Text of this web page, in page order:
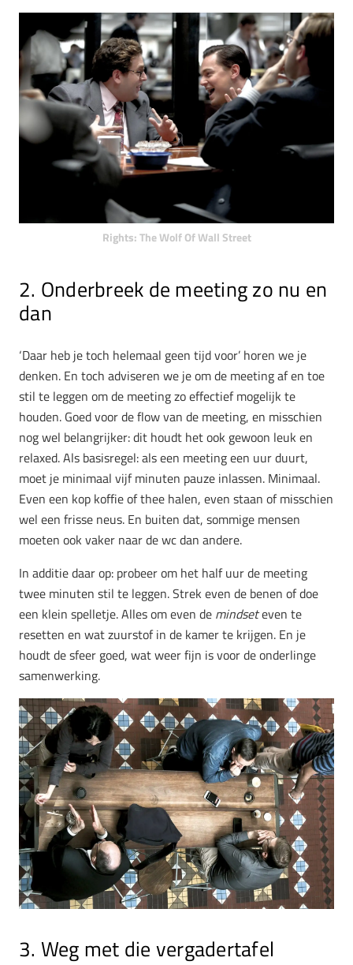
Rights: The Wolf Of Wall Street
2. Onderbreek de meeting zo nu en
dan
‘Daar heb je toch helemaal geen tijd voor’ horen we je
denken. En toch adviseren we je om de meeting af en toe
stil te leggen om de meeting zo effectief mogelijk te
houden. Goed voor de flow van de meeting, en misschien
nog wel belangrijker: dit houdt het ook gewoon leuk en
relaxed. Als basisregel: als een meeting een uur duurt,
moet je minimaal vijf minuten pauze inlassen. Minimaal.
Even een kop koffie of thee halen, even staan of misschien
wel een frisse neus. En buiten dat, sommige mensen
moeten ook vaker naar de wc dan andere.
In additie daar op: probeer om het half uur de meeting
twee minuten stil te leggen. Strek even de benen of doe
een klein spelletje. Alles om even de mindseteven te
resetten en wat zuurstof in de kamer te krijgen. En je
houdt de sfeer goed, wat weer fijn is voor de onderlinge
samenwerking.
3. Weg met die vergadertafel